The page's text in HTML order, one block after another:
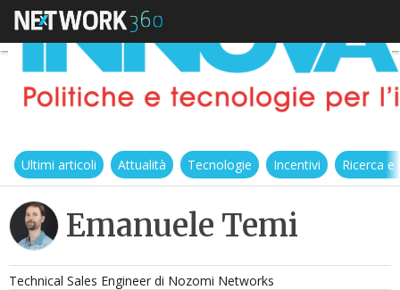
Ultimi articoli Attualità Tecnologie Incentivi Ricerca
Emanuele Temi
Technical Sales Engineer di Nozomi Networks